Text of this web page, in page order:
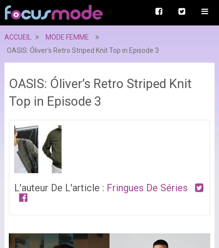
ACCUEIL
MODE FEMME
OASIS: Óliver’s Retro Striped Knit Top in Episode 3
OASIS: Óliver’s Retro Striped Knit
Top in Episode 3
L'auteur De L'article : Fringues De Séries